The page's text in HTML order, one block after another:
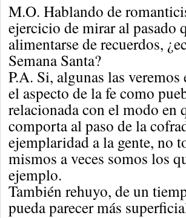
M.O. Hablando de
ejercicio de mirar al pasado
alimentarse de recuerdos,
Semana Santa?
P.A. Si, algunas las
el aspecto de la fe como
relacionada con el modo en
comporta al paso de la
ejemplaridad a la gente, no
mismos a veces somos los
ejemplo.
También rehuyo, de un
pueda parecer más